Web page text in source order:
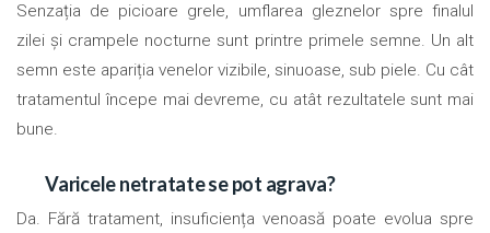
Senzația de picioare grele, umflarea gleznelor spre finalul
zilei și crampele nocturne sunt printre primele semne. Un alt
semn este apariția venelor vizibile, sinuoase, sub piele. Cu cât
tratamentul începe mai devreme, cu atât rezultatele sunt mai
bune.
Varicele netratate se pot agrava?
Da. Fără tratament, insuficiența venoasă poate evolua spre